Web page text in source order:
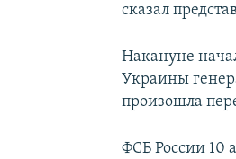
сказал
Накануне
Украины
произошла
ФСБ России 10